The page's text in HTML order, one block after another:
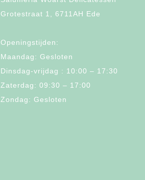
Grotestraat 1, 6711AH Ede
Openingstijden:
Maandag: Gesloten
Dinsdag-vrijdag : 10:00 – 17:30
Zaterdag: 09:30 – 17:00
Zondag: Gesloten